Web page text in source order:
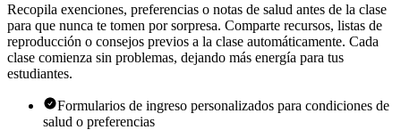
Recopila exenciones, preferencias o notas de salud antes de la clase
para que nunca te tomen por sorpresa. Comparte recursos, listas de
reproducción o consejos previos a la clase automáticamente. Cada
clase comienza sin problemas, dejando más energía para tus
estudiantes.
Formularios de ingreso personalizados para condiciones de
salud o preferencias